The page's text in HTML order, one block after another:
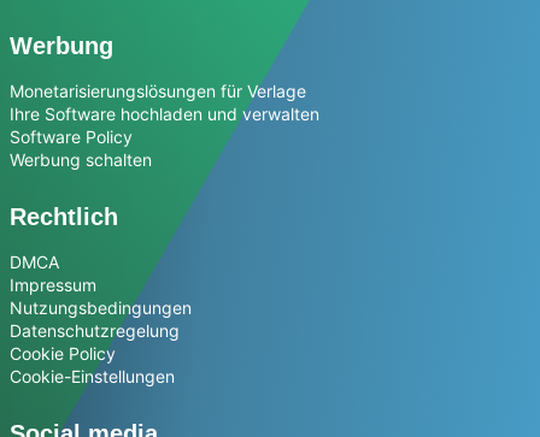
Werbung
Monetarisierungslösungen für Verlage
Ihre Software hochladen und verwalten
Software Policy
Werbung schalten
Rechtlich
DMCA
Impressum
Nutzungsbedingungen
Datenschutzregelung
Cookie Policy
Cookie-Einstellungen